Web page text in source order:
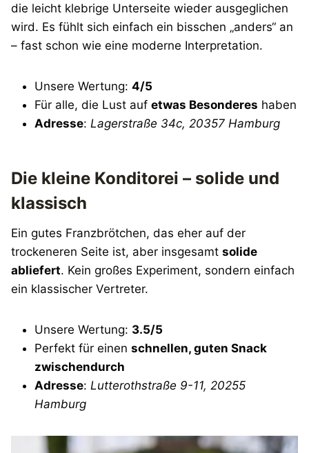
die leicht klebrige Unterseite wieder ausgeglichen
wird. Es fühlt sich einfach ein bisschen „anders“ an
– fast schon wie eine moderne Interpretation.
Unsere Wertung: 4/5
Für alle, die Lust auf etwas Besonderes haben
Adresse: Lagerstraße 34c, 20357 Hamburg
Die kleine Konditorei – solide und
klassisch
Ein gutes Franzbrötchen, das eher auf der
trockeneren Seite ist, aber insgesamt solide
abliefert. Kein großes Experiment, sondern einfach
ein klassischer Vertreter.
Unsere Wertung: 3.5/5
Perfekt für einen schnellen, guten Snack
zwischendurch
Adresse: Lutterothstraße 9-11, 20255
Hamburg